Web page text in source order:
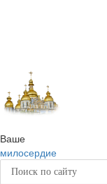
Ваше
милосердие